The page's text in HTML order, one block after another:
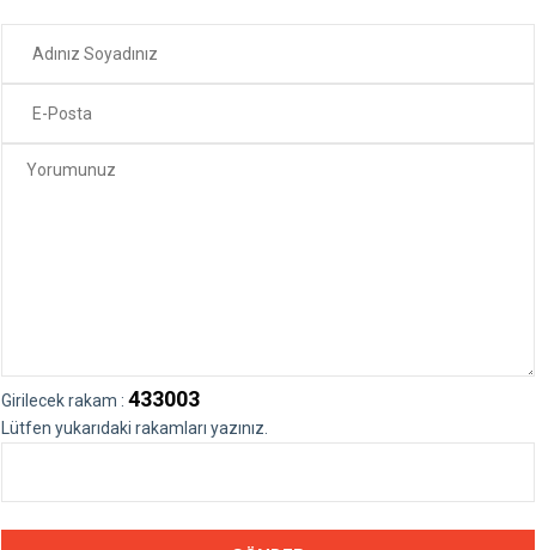
Girilecek rakam : 433003
Lütfen yukarıdaki rakamları yazınız.